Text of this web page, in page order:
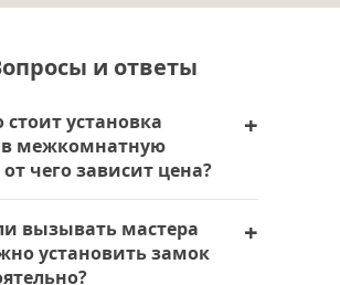
и ответы
стоит установка
межкомнатную
чего зависит цена?
замков в
дверь зависит от типа
сложности работ и
вызывать мастера
установить замок